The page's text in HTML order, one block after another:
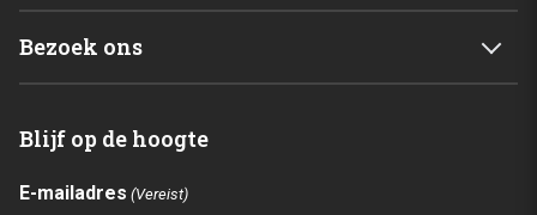
Shop
Contact
Bezoek ons
C. de Vriesweg 3 - 5
Blijf op de hoogte
E-mailadres (Vereist)